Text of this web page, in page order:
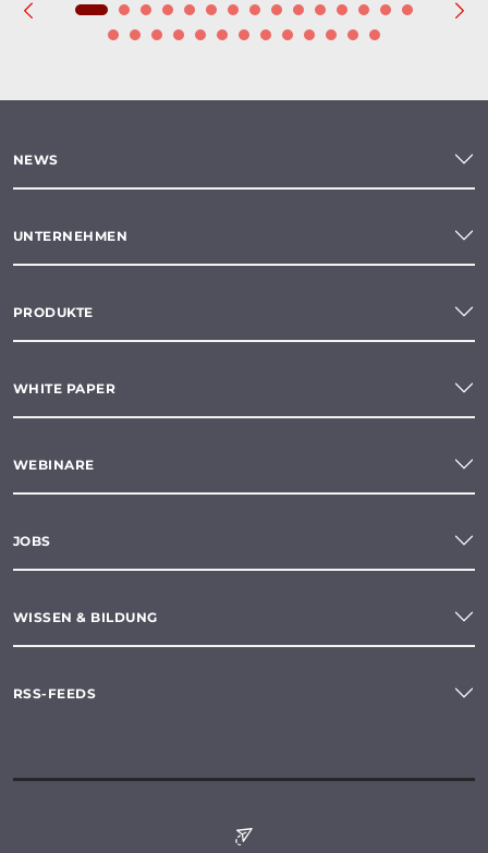
NEWS
UNTERNEHMEN
PRODUKTE
WHITE PAPER
WEBINARE
JOBS
WISSEN & BILDUNG
RSS-FEEDS